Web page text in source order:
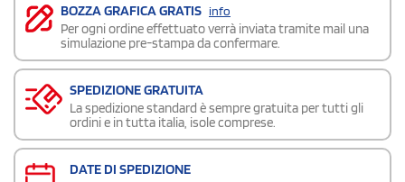
BOZZA GRAFICA GRATIS info
Per ogni ordine effettuato verrà inviata tramite mail una
simulazione pre-stampa da confermare.
SPEDIZIONE GRATUITA
La spedizione standard è sempre gratuita per tutti gli
ordini e in tutta italia, isole comprese.
DATE DI SPEDIZIONE